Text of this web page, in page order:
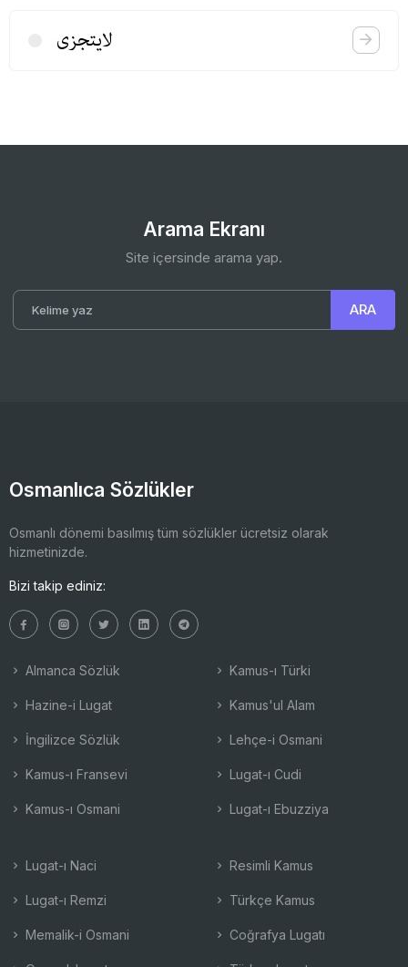
لایتجزی
Arama Ekranı
Site içersinde arama yap.
Osmanlıca Sözlükler
Osmanlı dönemi basılmış tüm sözlükler ücretsiz olarak
hizmetinizde.
Bizi takip ediniz:
Almanca Sözlük
Hazine-i Lugat
İngilizce Sözlük
Kamus-ı Fransevi
Kamus-ı Osmani
Kamus-ı Türki
Kamus'ul Alam
Lehçe-i Osmani
Lugat-ı Cudi
Lugat-ı Ebuzziya
Lugat-ı Naci
Lugat-ı Remzi
Memalik-i Osmani
Resimli Kamus
Türkçe Kamus
Coğrafya Lugatı